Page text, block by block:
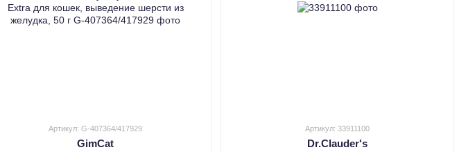
Артикул: G-407364/417929
GimCat
Артикул: 33911100
Dr.Clauder's